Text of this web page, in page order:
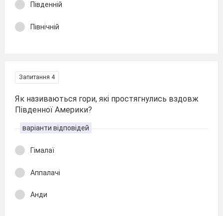
Південній
Північній
Запитання 4
Як називаються гори, які простягнулись вздовж
Південної Америки?
варіанти відповідей
Гімалаї
Аппалачі
Анди